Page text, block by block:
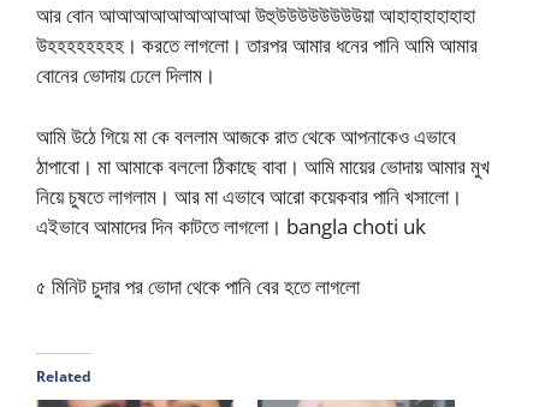
আর বোন আআআআআআআআআ উহুউউউউউউউউয়া আহাহাহাহাহাহা
উহহহহহহহহ। করতে লাগলো। তারপর আমার ধনের পানি আমি আমার
বোনের ভোদায় ঢেলে দিলাম।
আমি উঠে গিয়ে মা কে বললাম আজকে রাত থেকে আপনাকেও এভাবে
ঠাপাবো। মা আমাকে বললো ঠিকাছে বাবা। আমি মায়ের ভোদায় আমার মুখ
নিয়ে চুষতে লাগলাম। আর মা এভাবে আরো কয়েকবার পানি খসালো।
এইভাবে আমাদের দিন কাটতে লাগলো। bangla choti uk
৫ মিনিট চুদার পর ভোদা থেকে পানি বের হতে লাগলো
Related